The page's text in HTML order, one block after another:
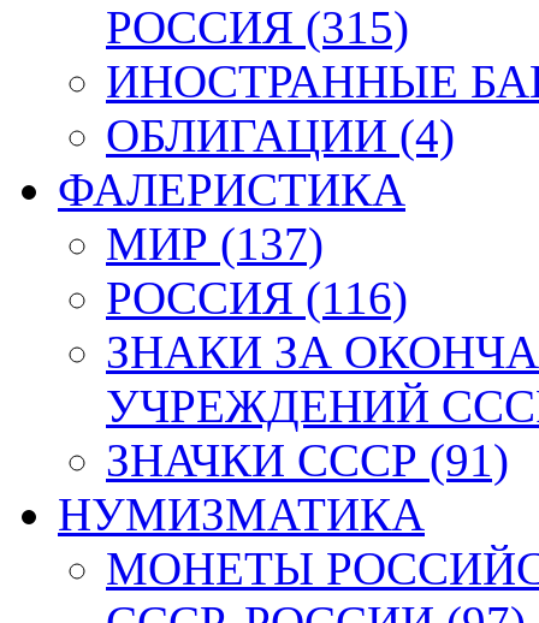
РОССИЯ (315)
ИНОСТРАННЫЕ
ОБЛИГАЦИИ (4)
ФАЛЕРИСТИКА
МИР (137)
РОССИЯ (116)
ЗНАКИ ЗА
УЧРЕЖДЕНИЙ
ЗНАЧКИ СССР (91)
НУМИЗМАТИКА
МОНЕТЫ